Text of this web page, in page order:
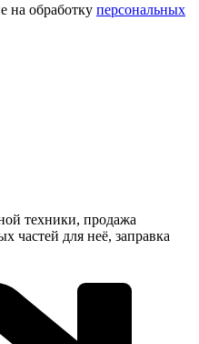
на обработку персональных
техники, продажа
частей для неё, заправка